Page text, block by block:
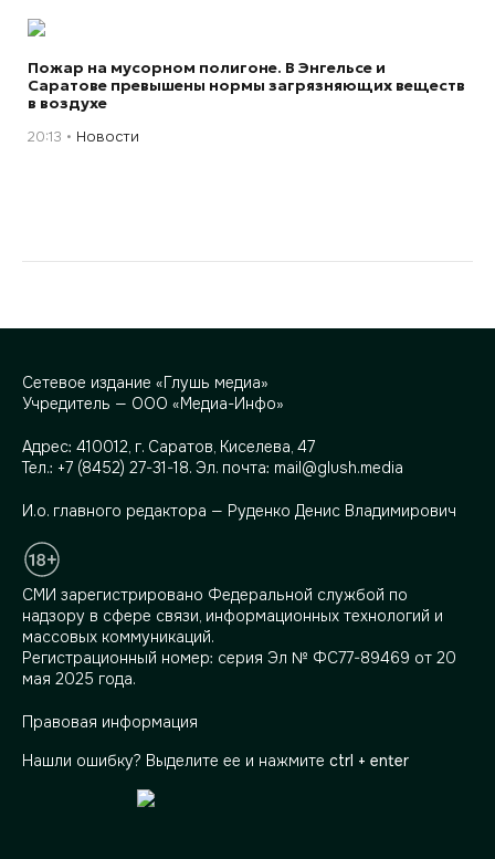
Пожар на мусорном полигоне. В Энгельсе и
Саратове превышены нормы загрязняющих веществ
в воздухе
20:13 Новости
Сетевое издание «Глушь медиа»
Учредитель — ООО «Медиа-Инфо»
Адрес: 410012, г. Саратов, Киселева, 47
Тел.: +7 (8452) 27-31-18. Эл. почта: mail@glush.media
И.о. главного редактора — Руденко Денис Владимирович
СМИ зарегистрировано Федеральной службой по
надзору в сфере связи, информационных технологий и
массовых коммуникаций.
Регистрационный номер: серия Эл № ФС77-89469 от 20
мая 2025 года.
Правовая информация
Нашли ошибку? Выделите ее и нажмите ctrl + enter